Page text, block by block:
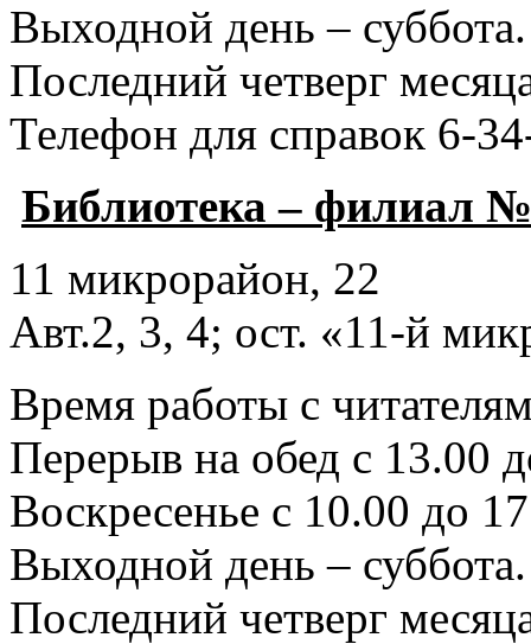
Выходной день – суббота.
Последний четверг
Телефон для справок 6-
Библиотека – филиал
11 микрорайон, 22
Авт.2, 3, 4; ост. «11-й
Время работы с
Перерыв на обед с 13.00
Воскресенье с 10.00 до
Выходной день – суббота.
Последний четверг